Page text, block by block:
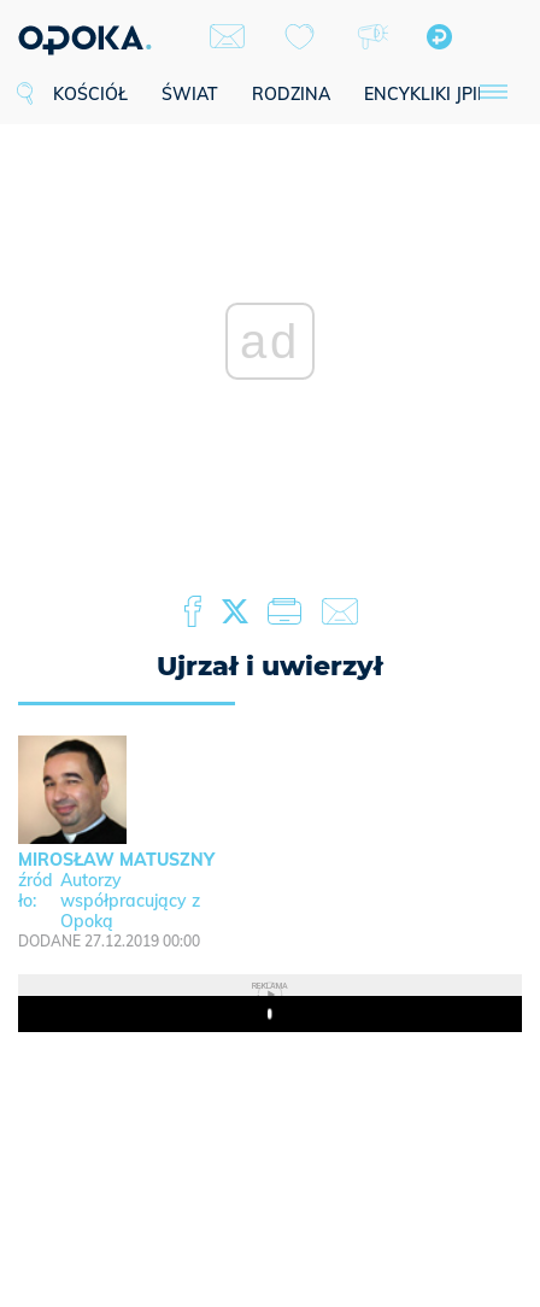
KOŚCIÓŁ ŚWIAT RODZINA ENCYKLIKI JPII
ad
Ujrzał i uwierzył
MIROSŁAW MATUSZNY
Autorzy
współpracujący z
Opoką
DODANE 27.12.2019 00:00
REKLAMA
Play